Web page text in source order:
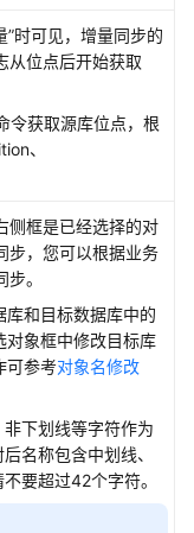
”时可见，增量同步的
从位点后开始获取
令获取源库位点，根
、
侧框是已经选择的对
步，您可以根据业务
。
和目标数据库中的
对象框中修改目标库
可参考对象名修改
下划线等字符作为
名称包含中划线、
要超过42个字符。